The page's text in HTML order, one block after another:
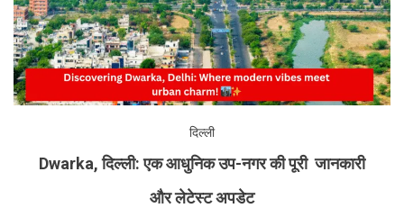
दिल्ली
Dwarka, दिल्ली: एक आधुनिक उप-नगर की पूरी जानकारी
और लेटेस्ट अपडेट